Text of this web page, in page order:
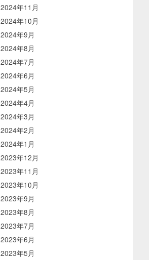
2024年11月
2024年10月
2024年9月
2024年8月
2024年7月
2024年6月
2024年5月
2024年4月
2024年3月
2024年2月
2024年1月
2023年12月
2023年11月
2023年10月
2023年9月
2023年8月
2023年7月
2023年6月
2023年5月